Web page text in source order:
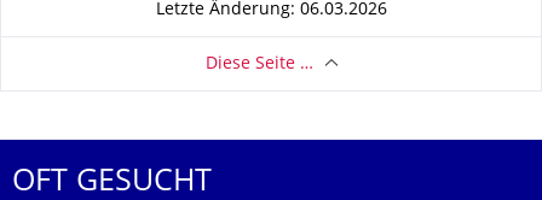
Letzte Änderung: 06.03.2026
Diese Seite …
OFT GESUCHT